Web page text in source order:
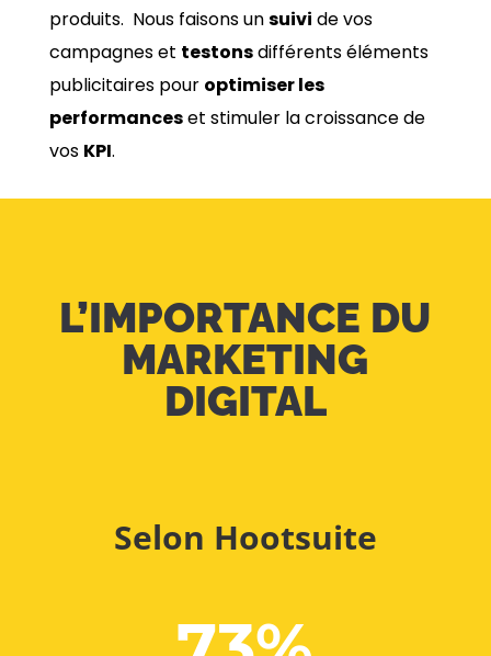
produits. Nous faisons unsuivi de vos
campagnes et testonsdifférents éléments
publicitaires pour optimiser les
performanceset stimuler la croissance de
vos KPI.
L’IMPORTANCE DU
MARKETING
DIGITAL
Selon Hootsuite